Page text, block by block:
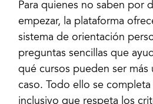
Para quienes no saben por
empezar, la plataforma
sistema de orientación
preguntas sencillas que
qué cursos pueden ser más
caso. Todo ello se
inclusivo que respeta los